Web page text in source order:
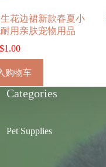
花边裙新款春夏小
用亲肤宠物用品
1.00
购物车
Categories
Pet Supplies